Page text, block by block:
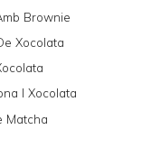
Brownie
Xocolata
I Xocolata
Matcha